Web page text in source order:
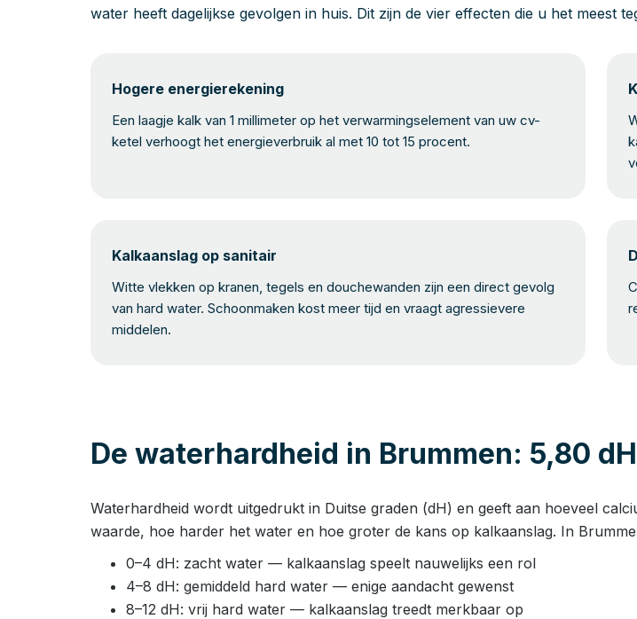
water heeft dagelijkse gevolgen in huis. Dit zijn de vier effecten die u het meest
Hogere energierekening
Een laagje kalk van 1 millimeter op het verwarmingselement van uw cv-
ketel verhoogt het energieverbruik al met 10 tot 15 procent.
Kalkaanslag op sanitair
Witte vlekken op kranen, tegels en douchewanden zijn een direct gevolg
van hard water. Schoonmaken kost meer tijd en vraagt agressievere
middelen.
De waterhardheid in Brummen: 5,80 dH
Waterhardheid wordt uitgedrukt in Duitse graden (dH) en geeft aan hoeveel
waarde, hoe harder het water en hoe groter de kans op kalkaanslag. In
0–4 dH: zacht water — kalkaanslag speelt nauwelijks een rol
4–8 dH: gemiddeld hard water — enige aandacht gewenst
8–12 dH: vrij hard water — kalkaanslag treedt merkbaar op